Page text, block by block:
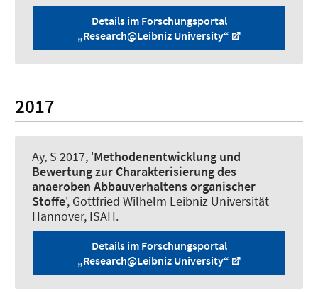
Details im Forschungsportal
„Research@Leibniz University“
2017
Ay, S 2017, 'Methodenentwicklung und
Bewertung zur Charakterisierung des
anaeroben Abbauverhaltens organischer
Stoffe', Gottfried Wilhelm Leibniz Universität
Hannover, ISAH.
Details im Forschungsportal
„Research@Leibniz University“